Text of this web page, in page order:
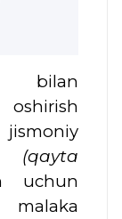
bilan
(qayta
uchun
malaka